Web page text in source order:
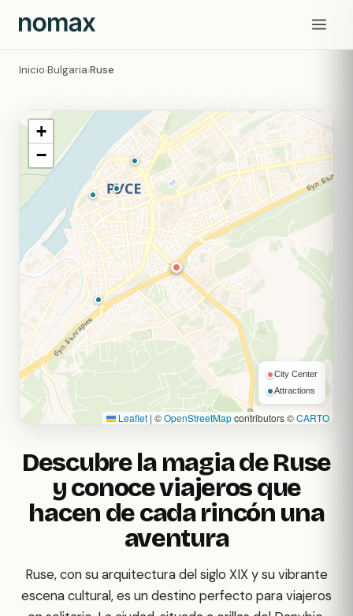
Inicio›Bulgaria›Ruse
Descubre la magia de Ruse
y conoce viajeros que
hacen de cada rincón una
aventura
Ruse, con su arquitectura del siglo XIX y su vibrante
escena cultural, es un destino perfecto para viajeros
+
−
City Center
Attractions
Leaflet | ©OpenStreetMapcontributors ©CARTO